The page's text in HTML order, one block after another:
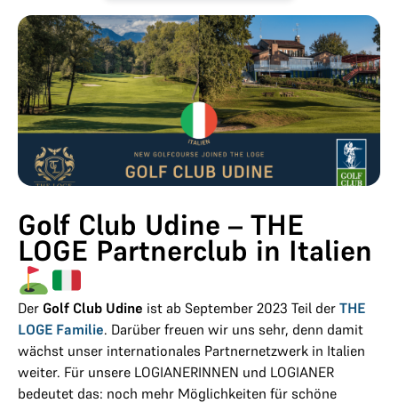
Golf Club Udine – THE
LOGE Partnerclub in Italien
Der Golf Club Udine ist ab September 2023 Teil der THE
LOGE Familie. Darüber freuen wir uns sehr, denn damit
wächst unser internationales Partnernetzwerk in Italien
weiter. Für unsere LOGIANERINNEN und LOGIANER
bedeutet das: noch mehr Möglichkeiten für schöne